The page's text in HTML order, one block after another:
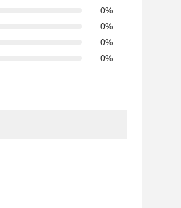
0%
0%
0%
0%